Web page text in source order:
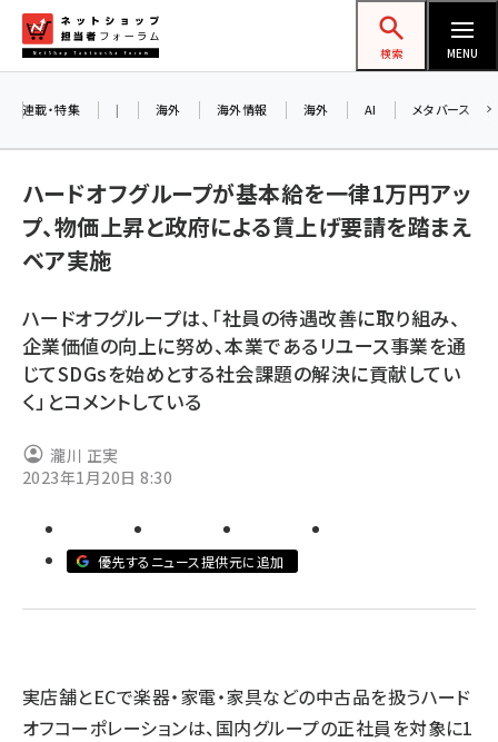
ン
ネットショップ担当者フォーラム
検索 MENU
amazon (2249)
楽天 (1871)
ecbeing (1207)
アスクル (1119)
base (1077)
revico (740)
連載・特集 | 海外 海外情報 海外 AI メタバース
ハードオフグループが基本給を一律1万円アッ
プ、物価上昇と政府による賃上げ要請を踏まえ
ベア実施
ハードオフグループは、「社員の待遇改善に取り組み、
企業価値の向上に努め、本業であるリユース事業を通
じてSDGsを始めとする社会課題の解決に貢献してい
く」とコメントしている
瀧川 正実
2023年1月20日 8:30
優先するニュース提供元に追加
実店舗とECで楽器・家電・家具などの中古品を扱うハード
オフコーポレーションは、国内グループの正社員を対象に1